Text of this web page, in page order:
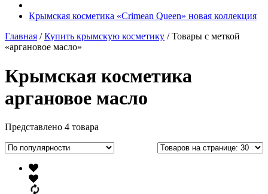
Крымская косметика «Crimean Queen» новая коллекция
Главная /Купить крымскую косметику / Товары с меткой
«аргановое масло»
Крымская косметика
аргановое масло
Представлено 4 товара